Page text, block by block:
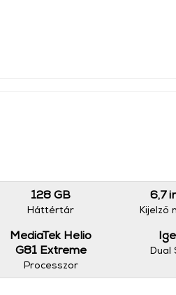
128 GB
Háttértár
6,7
Kijelző
MediaTek Helio
G81 Extreme
Processzor
Dual